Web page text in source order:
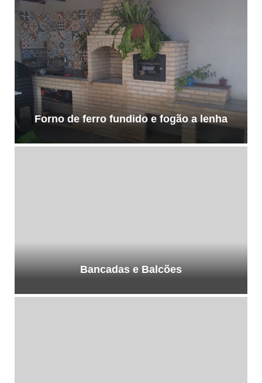
Forno de ferro fundido e fogão a lenha
Bancadas e Balcões